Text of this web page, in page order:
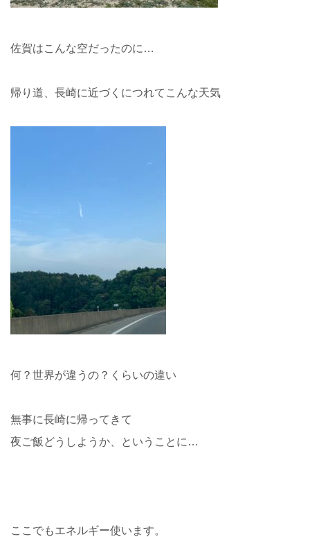
佐賀はこんな空だったのに…
帰り道、長崎に近づくにつれてこんな天気
何？世界が違うの？くらいの違い
無事に長崎に帰ってきて
夜ご飯どうしようか、ということに…
ここでもエネルギー使います。